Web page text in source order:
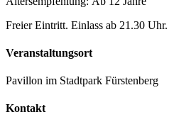
Freier Eintritt. Einlass ab 21.30 Uhr.
Veranstaltungsort
Pavillon im Stadtpark Fürstenberg
Kontakt